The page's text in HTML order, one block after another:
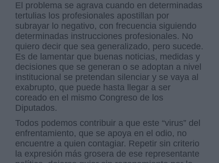
El problema se agrava cuando en determinadas
tertulias los profesionales apostillan por
subrayar lo negativo, con frecuencia siguiendo
determinadas instrucciones profesionales. No
quiero decir que sea generalizado, pero sucede.
Es de lamentar que buenas noticias, medidas y
decisiones que se generan o se adoptan a nivel
institucional se pretendan silenciar y se vaya al
exabrupto, que puede hasta llegar a ser
coreado en el mismo Congreso de los
Diputados.
Todos podemos contribuir a que este “virus” del
enfrentamiento, que se apoya en el odio, no
encuentre a quien contagiar. Repetir sin criterio
la expresión más grosera de ese representante